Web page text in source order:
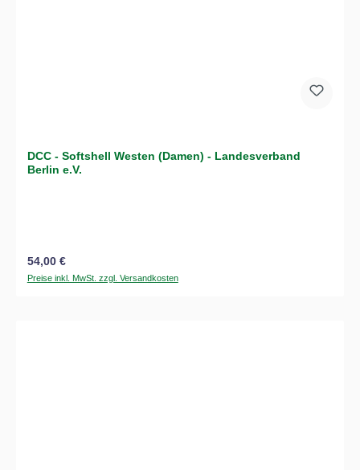
DCC - Softshell Westen (Damen) - Landesverband
Berlin e.V.
Regulärer Preis:
54,00 €
Preise inkl. MwSt. zzgl. Versandkosten